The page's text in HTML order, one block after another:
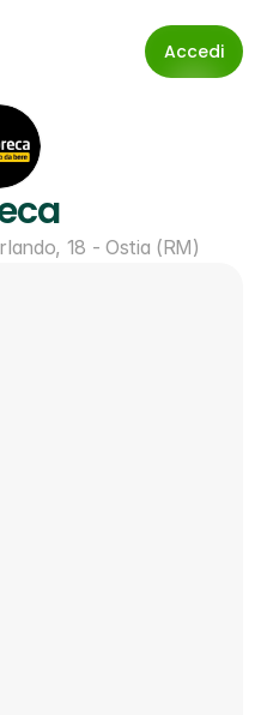
Accedi
18 - Ostia (RM)